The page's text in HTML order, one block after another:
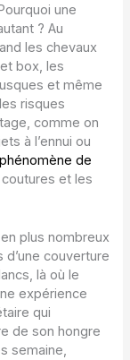
une
? Au
les chevaux
box, les
et même
risques
comme on
à l’ennui ou
de
et les
plus nombreux
couverture
là où le
expérience
qui
de son hongre
semaine,